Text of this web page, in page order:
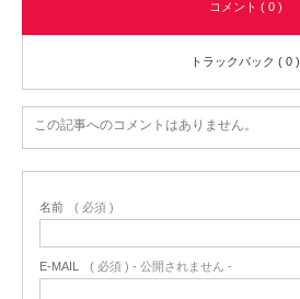
コメント ( 0 )
トラックバック ( 0 )
この記事へのコメントはありません。
名前 ( 必須 )
E-MAIL ( 必須 ) - 公開されません -